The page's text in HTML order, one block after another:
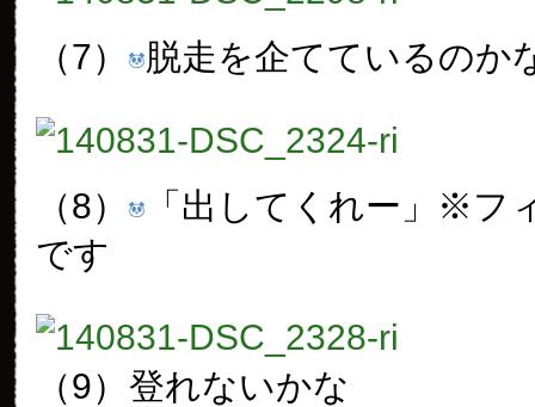
（7） 脱走を企てているのか
（8）
「出してくれー」※フ
です
（9） 登れないかな